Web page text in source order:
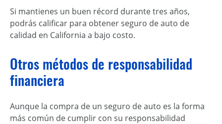
Si mantienes un buen récord durante tres años,
podrás calificar para obtener seguro de auto de
calidad en California a bajo costo.
Otros métodos de responsabilidad
financiera
Aunque la compra de un seguro de auto es la forma
más común de cumplir con su responsabilidad